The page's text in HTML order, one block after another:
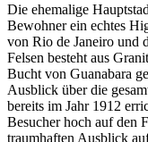
Die ehemalige
Bewohner ein echtes
von Rio de Janeiro und
Felsen besteht aus
Bucht von Guanabara
Ausblick über die
bereits im Jahr 1912
Besucher hoch auf den
traumhaften Ausblick